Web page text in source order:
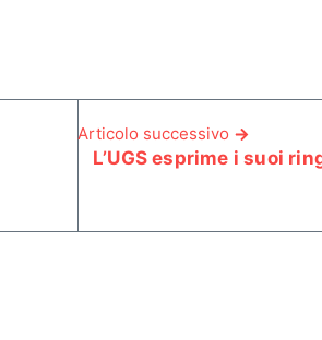
Articolo successivo
L’UGS esprime i suoi